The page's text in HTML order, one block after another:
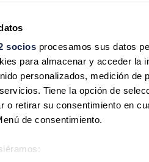
sociosprocesamos sus datos
para almacenar y acceder la
personalizados, medición de
Tiene la opción de
o retirar su consentimiento en
de consentimiento.